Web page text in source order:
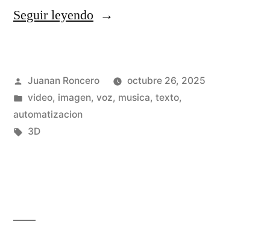
b
Seguir leyendo«
m
Publicado
por
Juanan Roncero
octubre 26, 2025
Publicado
en
video, imagen, voz, musica, texto,
automatizacion
Etiquetas:
3D